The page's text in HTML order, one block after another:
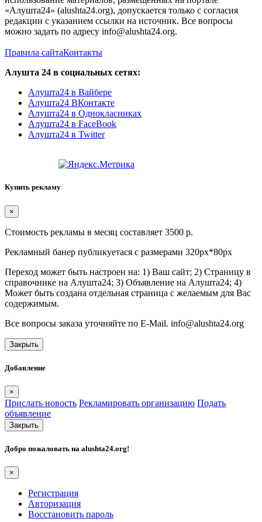
«Алушта24» (alushta24.org), допускается только с согласия
редакции с указанием ссылки на источник. Все вопросы
можно задать по адресу info@alushta24.org.
Правила сайтаКонтакты
Алушта 24 в социальных сетях:
Алушта24 в Вайбере
Алушта24 ВКонтакте
Алушта24 в Однокласниках
Алушта24 в FaceBook
Алушта24 в Twitter
Купить рекламу
×
Стоимость рекламы в месяц составляет 3500 р.
Рекламный банер публикуетася с размерами 320px*80px
Переход может быть настроен на: 1) Ваш сайт; 2) Страницу в
справочнике на Алушта24; 3) Объявление на Алушта24; 4)
Может быть создана отдельная страница с желаемым для Вас
содержимым.
Все вопросы заказа уточняйте по E-Mail. info@alushta24.org
Закрыть
Добавление
×
Прислать новость Рекламировать организацию Подать
объявление
Закрыть
Добро пожаловать на alushta24.org!
×
Регистрация
Авторизация
Восстановить пароль